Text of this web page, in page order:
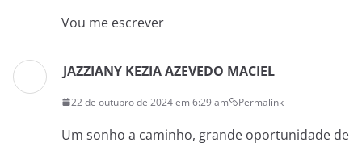
Vou me escrever
JAZZIANY KEZIA AZEVEDO MACIEL
22 de outubro de 2024 em 6:29 am Permalink
Um sonho a caminho, grande oportunidade de